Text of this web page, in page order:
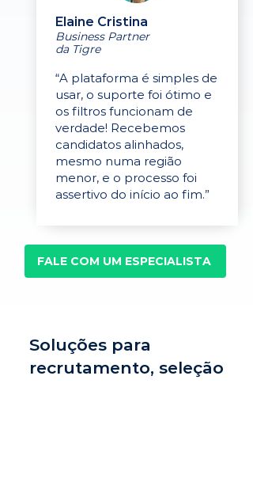
Elaine Cristina
Business Partner
da Tigre
“A plataforma é simples de
usar, o suporte foi ótimo e
os filtros funcionam de
verdade! Recebemos
candidatos alinhados,
mesmo numa região
menor, e o processo foi
assertivo do início ao fim.”
FALE COM UM ESPECIALISTA
Soluções para
recrutamento, seleção